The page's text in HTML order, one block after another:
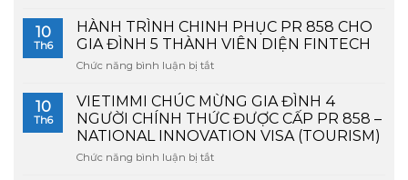
MỪNG
ANH
M.T.N
THỨC
NHẬN
ĐƯỢC
VISA
10
Th6
HÀNH TRÌNH CHINH PHỤC PR 858 CHO
GIA ĐÌNH 5 THÀNH VIÊN DIỆN FINTECH
Chức năng bình luận bị tắt
TRÌNH
CHINH
PHỤC
PR
10
Th6
VIETIMMI CHÚC MỪNG GIA ĐÌNH 4
NGƯỜI CHÍNH THỨC ĐƯỢC CẤP PR 858 –
NATIONAL INNOVATION VISA (TOURISM)
Chức năng bình luận bị tắt